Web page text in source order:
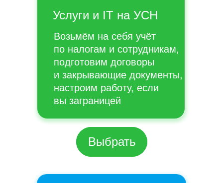
Выбрать
Выбрать
Услуги и IT на УСН
Возьмём на себя учёт
по налогам и сотрудникам,
подготовим договоры
и закрывающие документы,
настроим работу, если
вы заграницей